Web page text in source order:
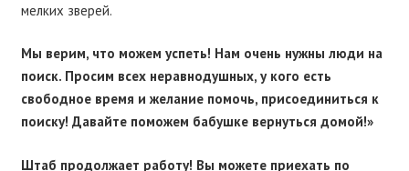
мелких зверей.
Мы верим, что можем успеть! Нам очень нужны люди на
поиск. Просим всех неравнодушных, у кого есть
свободное время и желание помочь, присоединиться к
поиску! Давайте поможем бабушке вернуться домой!»
Штаб продолжает работу! Вы можете приехать по